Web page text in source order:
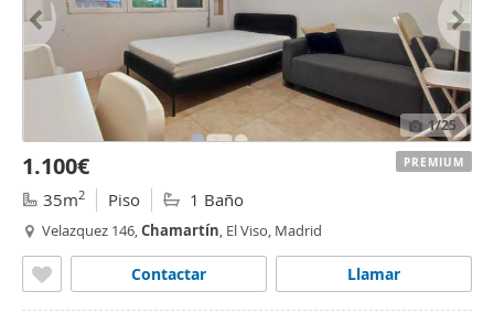
1/25
1.100€
35m2 Piso 1 Baño
Velazquez 146,Chamartín, El Viso, Madrid
Llamar
Contactar
PREMIUM